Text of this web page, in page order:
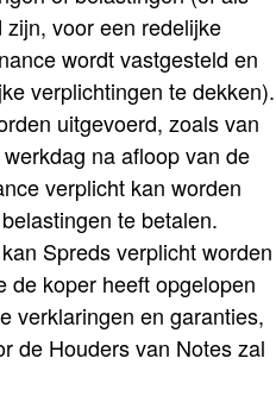
voor een redelijke
wordt vastgesteld en
verplichtingen te dekken).
uitgevoerd, zoals van
na afloop van de
verplicht kan worden
te betalen.
Spreds verplicht worden
de koper heeft opgelopen
verklaringen en garanties,
de Houders van Notes zal